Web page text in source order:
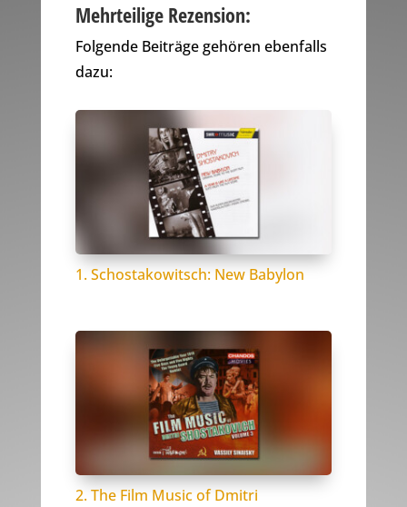
Mehrteilige Rezension:
Folgende Beiträge gehören ebenfalls
dazu:
1. Schostakowitsch: New Babylon
2. The Film Music of Dmitri